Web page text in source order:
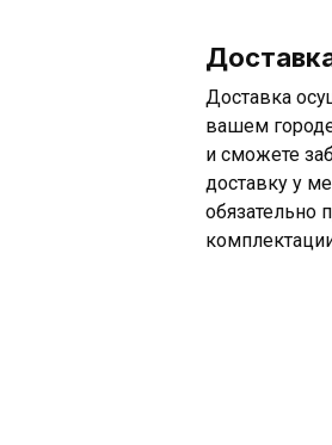
Доставка
вашем
и сможете
доставку у
обязательно